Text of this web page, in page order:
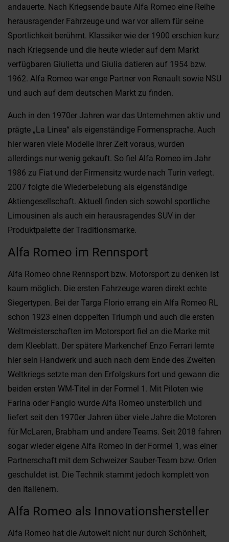
andauerte. Nach Kriegsende baute Alfa Romeo eine Reihe
herausragender Fahrzeuge und war vor allem für seine
Sportlichkeit berühmt. Klassiker wie der 1900 erschien kurz
nach Kriegsende und die heute wieder auf dem Markt
verfügbaren Giulietta und Giulia datieren auf 1954 bzw.
1962. Alfa Romeo war enge Partner von Renault sowie NSU
und auch auf dem deutschen Markt zu finden.
Auch in den 1970er Jahren war das Unternehmen aktiv und
prägte „La Linea“ als eigenständige Formensprache. Auch
hier waren viele Modelle ihrer Zeit voraus, wurden
allerdings nur wenig gekauft. So fiel Alfa Romeo im Jahr
1986 zu Fiat und der Firmensitz wurde nach Turin verlegt.
2007 folgte die Wiederbelebung als eigenständige
Aktiengesellschaft. Aktuell finden sich sowohl sportliche
Limousinen als auch ein herausragendes SUV in der
Produktpalette der Traditionsmarke.
Alfa Romeo im Rennsport
Alfa Romeo ohne Rennsport bzw. Motorsport zu denken ist
kaum möglich. Die ersten Fahrzeuge waren direkt echte
Siegertypen. Bei der Targa Florio errang ein Alfa Romeo RL
schon 1923 einen doppelten Triumph und auch die ersten
Weltmeisterschaften im Motorsport fiel an die Marke mit
dem Kleeblatt. Der spätere Markenchef Enzo Ferrari lernte
hier sein Handwerk und auch nach dem Ende des Zweiten
Weltkriegs setzte man den Erfolgskurs fort und gewann die
beiden ersten WM-Titel in der Formel 1. Mit Piloten wie
Farina oder Fangio wurde Alfa Romeo unsterblich und
liefert seit den 1970er Jahren über viele Jahre die Motoren
für McLaren, Brabham und andere Teams. Seit 2018 fahren
sogar wieder eigene Alfa Romeo in der Formel 1, was einer
Partnerschaft mit dem Schweizer Sauber-Team bzw. Orlen
geschuldet ist. Die Technik stammt jedoch komplett von
den Italienern.
Alfa Romeo als Innovationshersteller
Alfa Romeo hat die Autowelt nicht nur durch Schönheit,